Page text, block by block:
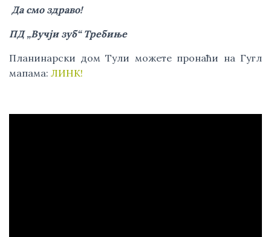
Да смо здраво!
ПД „Вучји зуб“ Требиње
Планинарски дом Тули можете пронаћи на Гугл
мапама: ЛИНК!